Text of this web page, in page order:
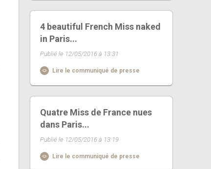
4 beautiful French Miss naked
in Paris...
Publié le 12/05/2016 à 13:31
Lire le communiqué de presse
Quatre Miss de France nues
dans Paris...
Publié le 12/05/2016 à 13:19
Lire le communiqué de presse